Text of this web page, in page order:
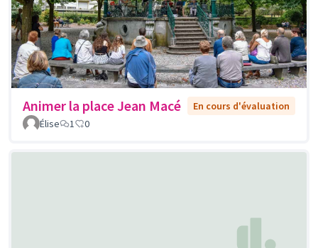
Animer la place Jean Macé
En cours d'évaluation
Élise
1 0